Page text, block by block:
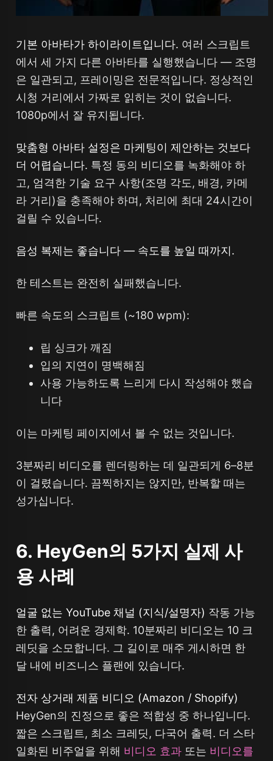
기본 아바타가 하이라이트입니다. 여러 스크립트
에서 세 가지 다른 아바타를 실행했습니다 — 조명
은 일관되고, 프레이밍은 전문적입니다. 정상적인
시청 거리에서 가짜로 읽히는 것이 없습니다.
1080p에서 잘 유지됩니다.
맞춤형 아바타 설정은 마케팅이 제안하는 것보다
더 어렵습니다. 특정 동의 비디오를 녹화해야 하
고, 엄격한 기술 요구 사항(조명 각도, 배경, 카메
라 거리)을 충족해야 하며, 처리에 최대 24시간이
걸릴 수 있습니다.
음성 복제는 좋습니다 — 속도를 높일 때까지.
한 테스트는 완전히 실패했습니다.
빠른 속도의 스크립트 (~180 wpm):
립 싱크가 깨짐
입의 지연이 명백해짐
사용 가능하도록 느리게 다시 작성해야 했습
니다
이는 마케팅 페이지에서 볼 수 없는 것입니다.
3분짜리 비디오를 렌더링하는 데 일관되게 6–8분
이 걸렸습니다. 끔찍하지는 않지만, 반복할 때는
성가십니다.
6. HeyGen의 5가지 실제 사
용 사례
얼굴 없는 YouTube 채널 (지식/설명자) 작동 가능
한 출력, 어려운 경제학. 10분짜리 비디오는 10 크
레딧을 소모합니다. 그 길이로 매주 게시하면 한
달 내에 비즈니스 플랜에 있습니다.
전자 상거래 제품 비디오 (Amazon / Shopify)
HeyGen의 진정으로 좋은 적합성 중 하나입니다.
짧은 스크립트, 최소 크레딧, 다국어 출력. 더 스타
일화된 비주얼을 위해 비디오 효과또는 비디오를